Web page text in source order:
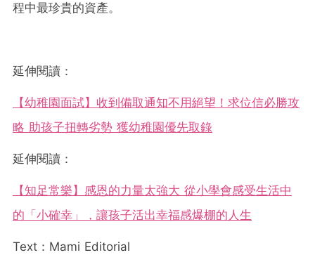
程中最珍貴的資產。
延伸閱讀：
【幼稚園面試】收到備取通知不用絕望！求位信必勝攻
略 助孩子扭轉劣勢 獲幼稚園優先取錄
延伸閱讀：
【知足常樂】感恩的力量太強大 從小學會感受生活中
的「小確幸」，讓孩子活出幸福感爆棚的人生
Text：Mami Editorial